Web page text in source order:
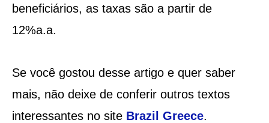
beneficiários, as taxas são a partir de
12%a.a.
Se você gostou desse artigo e quer saber
mais, não deixe de conferir outros textos
interessantes no site Brazil Greece.